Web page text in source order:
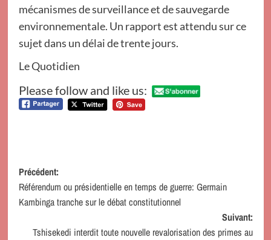
mécanismes de surveillance et de sauvegarde
environnementale. Un rapport est attendu sur ce
sujet dans un délai de trente jours.
Le Quotidien
Please follow and like us:
Navigation
d’article
Précédent:
Référendum ou présidentielle en temps de guerre: Germain
Kambinga tranche sur le débat constitutionnel
Suivant:
Tshisekedi interdit toute nouvelle revalorisation des primes au